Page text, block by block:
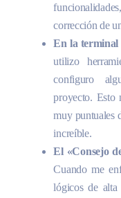
corrección de
En la terminal
utilizo
configuro
proyecto. Esto
muy puntuales
increíble.
El «Consejo
Cuando me
lógicos de alta